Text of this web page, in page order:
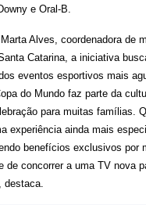
e Oral-B.
Alves, coordenadora de
Catarina, a iniciativa
eventos esportivos mais
do Mundo faz parte da
para muitas famílias.
experiência ainda mais
benefícios exclusivos por
de concorrer a uma TV nova
destaca.